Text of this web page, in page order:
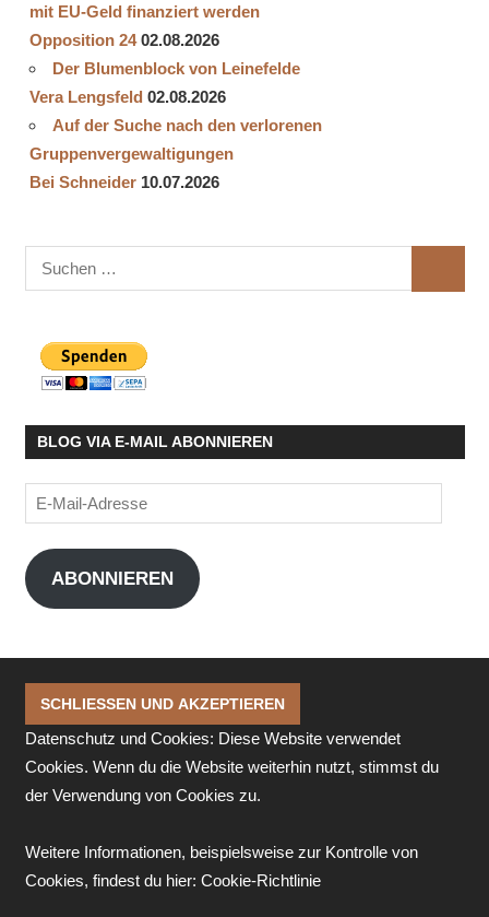
mit EU-Geld finanziert werden
Opposition 24 02.08.2026
Der Blumenblock von Leinefelde
Vera Lengsfeld 02.08.2026
Auf der Suche nach den verlorenen
Gruppenvergewaltigungen
Bei Schneider 10.07.2026
Suchen
nach:
BLOG VIA E-MAIL ABONNIEREN
E-
Mail-
Adresse
ABONNIEREN
Datenschutz und Cookies: Diese Website verwendet
Cookies. Wenn du die Website weiterhin nutzt, stimmst du
der Verwendung von Cookies zu.
Weitere Informationen, beispielsweise zur Kontrolle von
Cookies, findest du hier: Cookie-Richtlinie